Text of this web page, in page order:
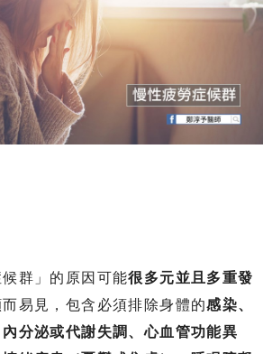
群」的原因可能很多元並且多重發
而易見，包含必須排除身體的感染、
分泌或代謝失調、心血管功能異